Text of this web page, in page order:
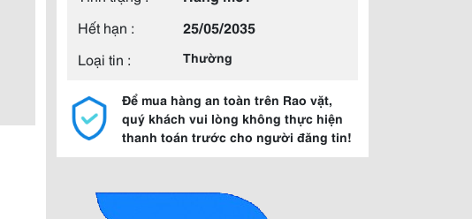
Hết hạn :
25/05/2035
Loại tin :
Thường
Để mua hàng an toàn trên Rao vặt,
quý khách vui lòng không thực hiện
thanh toán trước cho người đăng tin!